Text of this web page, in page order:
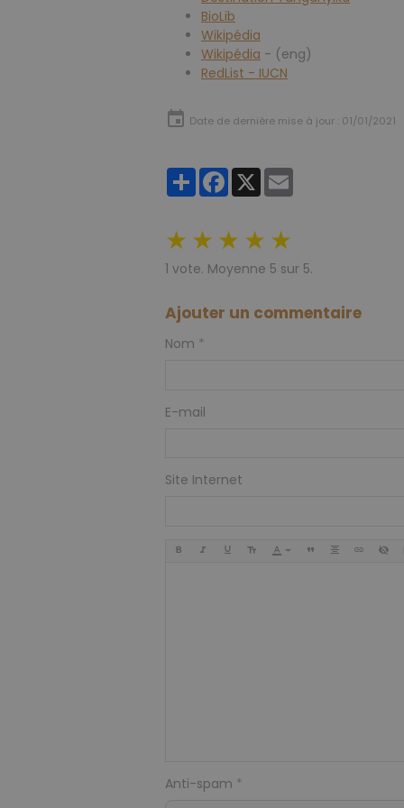
BioLib
Wikipédia
Wikipédia - (eng)
RedList - IUCN
Date de dernière mise à jour : 01/01/2021
PartagerFacebook
X
★ ★ ★ ★ ★
1 vote. Moyenne 5 sur 5.
Ajouter un commentaire
Nom
E-mail
Site Internet
Anti-spam